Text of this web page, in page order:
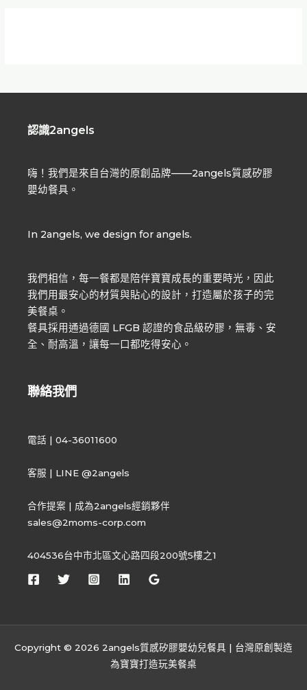
認識2angels
嗨！我們是來自台灣的原創品牌——2angels質感矽膠
嬰幼餐具。
In 2angels, we design for angels.
我們相信，每一餐都是陪伴寶寶成長的重要時光，因此
我們用最安心的材質與貼心的設計，打造屬於孩子的完
美餐桌。
餐具採用通過德國 LFGB 認證的食品級矽膠，無毒、安
全、耐高溫，讓每一口都吃得安心。
聯絡我們
電話 | 04-36011600
客服 | LINE @2angels
合作提案 | 成為2angels經銷夥伴
sales@2moms-corp.com
404536台中市北區文心路四段200號5樓之1
Copyright © 2026 2angels質感矽膠嬰幼兒餐具 | 台灣原創製造
為寶寶打造玩美餐桌